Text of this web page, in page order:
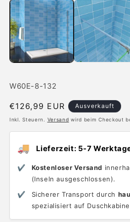
SKU:
W60E-8-132
Normaler
Preis
€126,99 EUR Ausverkauft
Inkl. Steuern. Versand wird beim Checkout
🚚 Lieferzeit: 5-7
✔ Kostenloser Versand
(Inseln ausgeschlossen).
✔
Sicherer Transport durch
spezialisiert auf